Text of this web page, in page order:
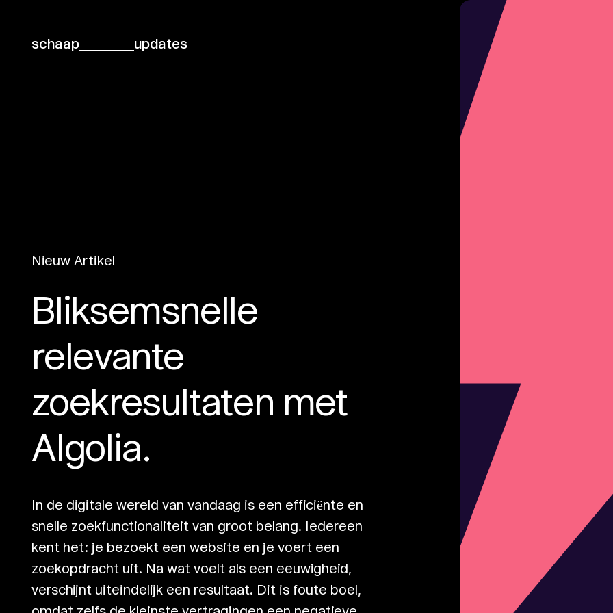
schaap updates
Nieuw Artikel
Bliksemsnelle
relevante
zoekresultaten met
Algolia.
In de digitale wereld van vandaag is een efficiënte en
snelle zoekfunctionaliteit van groot belang. Iedereen
kent het: je bezoekt een website en je voert een
zoekopdracht uit. Na wat voelt als een eeuwigheid,
verschijnt uiteindelijk een resultaat. Dit is foute boel,